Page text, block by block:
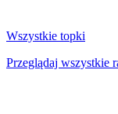
Wszystkie topki
Przeglądaj wszystkie